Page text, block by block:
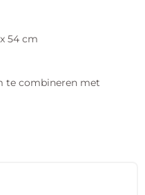
54 cm
te combineren met